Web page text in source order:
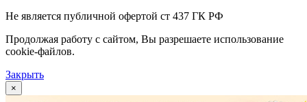
Не является публичной офертой ст 437 ГК РФ
Продолжая работу с сайтом, Вы разрешаете использование
cookie-файлов.
Закрыть
×